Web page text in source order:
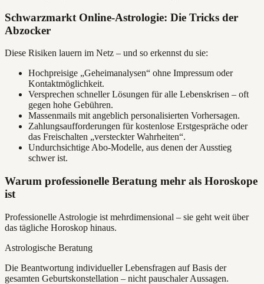
Schwarzmarkt Online-Astrologie: Die Tricks der
Abzocker
Diese Risiken lauern im Netz – und so erkennst du sie:
Hochpreisige „Geheimanalysen“ ohne Impressum oder
Kontaktmöglichkeit.
Versprechen schneller Lösungen für alle Lebenskrisen – oft
gegen hohe Gebühren.
Massenmails mit angeblich personalisierten Vorhersagen.
Zahlungsaufforderungen für kostenlose Erstgespräche oder
das Freischalten „versteckter Wahrheiten“.
Undurchsichtige Abo-Modelle, aus denen der Ausstieg
schwer ist.
Warum professionelle Beratung mehr als Horoskope
ist
Professionelle Astrologie ist mehrdimensional – sie geht weit über
das tägliche Horoskop hinaus.
Astrologische Beratung
Die Beantwortung individueller Lebensfragen auf Basis der
gesamten Geburtskonstellation – nicht pauschaler Aussagen.